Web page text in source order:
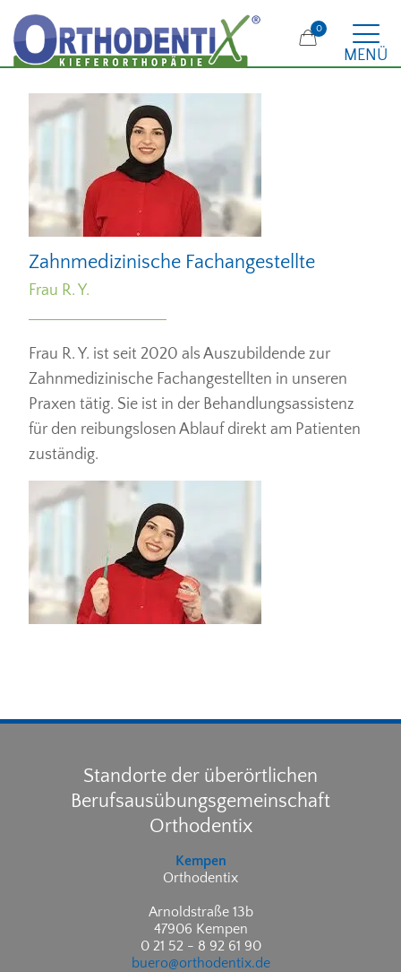
MENÜ
0
Zahnmedizinische Fachangestellte
Frau R. Y.
Frau R. Y. ist seit 2020 als Auszubildende zur
Zahnmedizinische Fachangestellten in unseren
Praxen tätig. Sie ist in der Behandlungsassistenz
für den reibungslosen Ablauf direkt am Patienten
zuständig.
Standorte der überörtlichen
Berufsausübungsgemeinschaft
Orthodentix
Kempen
Orthodentix
Arnoldstraße 13b
47906 Kempen
0 21 52 - 8 92 61 90
buero@orthodentix.de